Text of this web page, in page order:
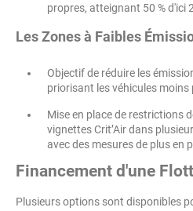
propres, atteignant 50 % d'ici
Les Zones à Faibles
Objectif de réduire les
priorisant les véhicules moins
Mise en place de restrictions
vignettes Crit’Air dans
avec des mesures de plus en
Financement d'une
Plusieurs options sont disponibles